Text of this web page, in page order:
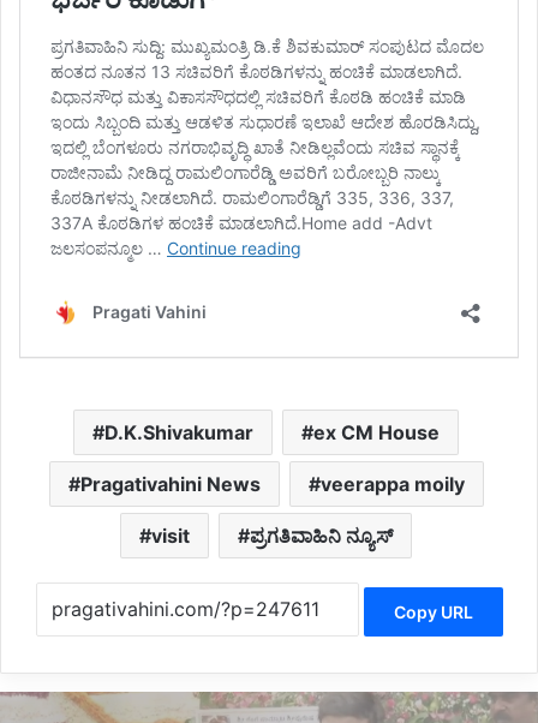
D.K.Shivakumar ex CM House
Pragativahini News veerappa moily
visit ಪ್ರಗತಿವಾಹಿನಿ ನ್ಯೂಸ್
Copy URL